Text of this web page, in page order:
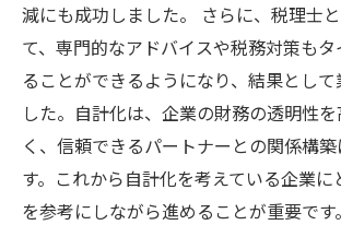
減にも成功しました。 さらに、税理士
て、専門的なアドバイスや税務対策も
ることができるようになり、結果とし
した。自計化は、企業の財務の透明性
く、信頼できるパートナーとの関係構
す。これから自計化を考えている企業に
を参考にしながら進めることが重要です。